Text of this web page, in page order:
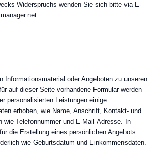
Widerspruchs wenden Sie sich bitte via E-
Informationsmaterial oder Angeboten zu unseren
auf dieser Seite vorhandene Formular werden
personalisierten Leistungen einige
erhoben, wie Name, Anschrift, Kontakt- und
wie Telefonnummer und E-Mail-Adresse. In
die Erstellung eines persönlichen Angebots
wie Geburtsdatum und Einkommensdaten.